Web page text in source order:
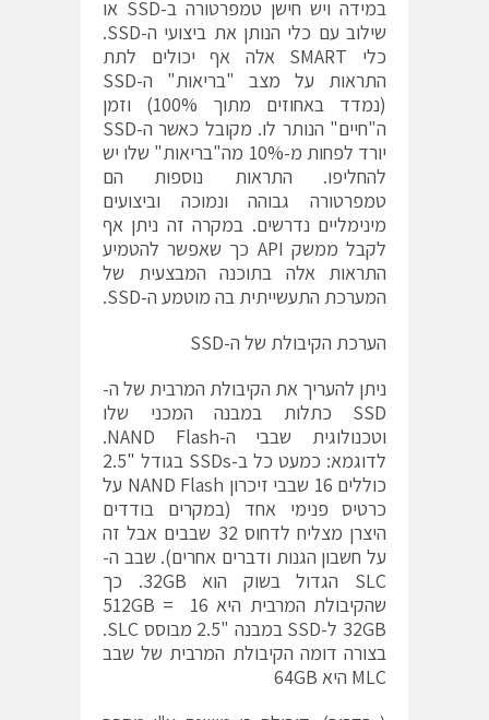
במידה ויש חישן טמפרטורה ב-SSD או
שילוב עם כלי הנותן את ביצועי ה-SSD.
כלי SMART אלה אף יכולים לתת
התראות על מצב "בריאות" ה-SSD
(נמדד באחוזים מתוך 100%) וזמן
ה"חיים" הנותר לו. מקובל כאשר ה-SSD
יורד לפחות מ-10% מה"בריאות" שלו יש
להחליפו. התראות נוספות הם
טמפרטורה גבוהה ונמוכה וביצועים
מינימליים נדרשים. במקרה זה ניתן אף
לקבל ממשק API כך שאפשר להטמיע
התראות אלה בתוכנה המבצעית של
המערכת התעשייתית בה מוטמע ה-SSD.
הערכת הקיבולת של ה-SSD
ניתן להעריך את הקיבולת המרבית של ה-
SSD כתלות במבנה המכני שלו
וטכנולוגית שבבי ה-NAND Flash.
לדוגמא: כמעט כל ב-SSDs בגודל "2.5
כוללים 16 שבבי זיכרון NAND Flash על
כרטיס פנימי אחד (במקרים בודדים
היצרן מצליח לדחוס 32 שבבים אבל זה
על חשבון הגנות ודברים אחרים). שבב ה-
SLC הגדול בשוק הוא 32GB. כך
שהקיבולת המרבית היא 16 512GB =
32GB ל-SSD במבנה "2.5 מבוסס SLC.
בצורה דומה הקיבולת המרבית של שבב
MLC היא 64GB